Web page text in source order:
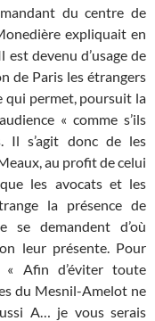
du centre de
expliquait en
est devenu d’usage de
de Paris les étrangers
qui permet, poursuit la
« comme s’ils
Il s’agit donc de les
au profit de celui
les avocats et les
la présence de
se demandent d’où
leur présente. Pour
Afin d’éviter toute
du Mesnil-Amelot ne
A… je vous serais